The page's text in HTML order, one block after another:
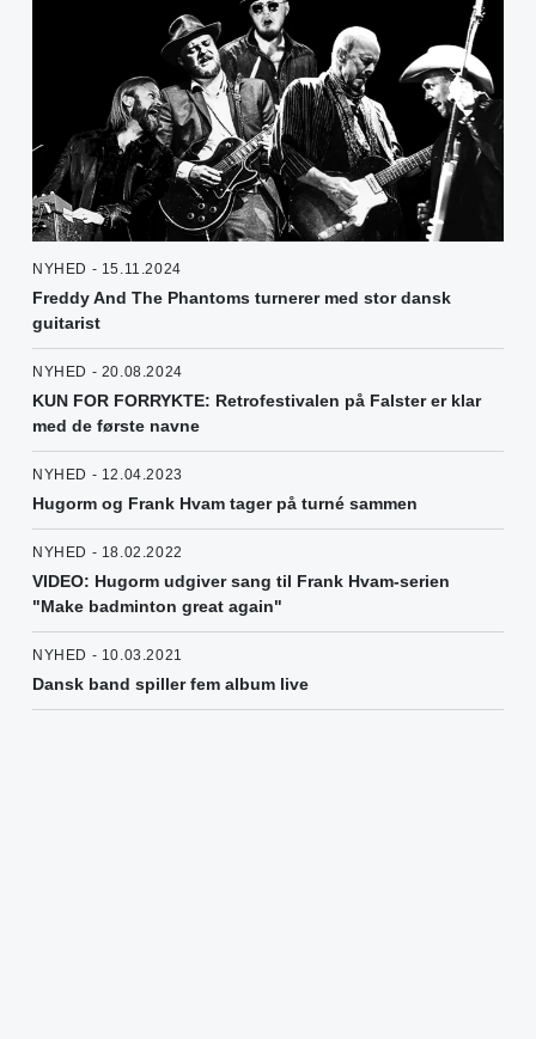
NYHED - 15.11.2024
Freddy And The Phantoms turnerer med stor dansk
guitarist
NYHED - 20.08.2024
KUN FOR FORRYKTE: Retrofestivalen på Falster er klar
med de første navne
NYHED - 12.04.2023
Hugorm og Frank Hvam tager på turné sammen
NYHED - 18.02.2022
VIDEO: Hugorm udgiver sang til Frank Hvam-serien
"Make badminton great again"
NYHED - 10.03.2021
Dansk band spiller fem album live